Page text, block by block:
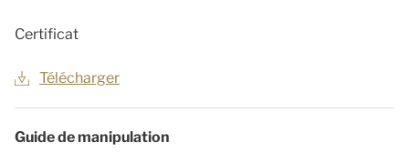
Certificat
Télécharger
Guide de manipulation